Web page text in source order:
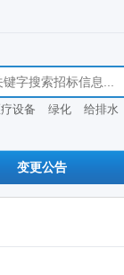
设备 绿化 给排水
变更公告